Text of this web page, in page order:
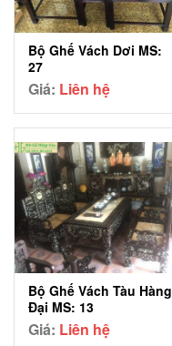
Bộ Ghế Vách Dơi MS:
27
Giá: Liên hệ
Bộ Ghế Vách Tàu Hàng
Đại MS: 13
Giá: Liên hệ